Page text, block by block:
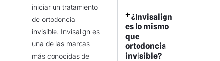
iniciar un tratamiento
de ortodoncia
invisible. Invisalign es
una de las marcas
más conocidas de
¿Invisalign
es lo mismo
que
ortodoncia
invisible?